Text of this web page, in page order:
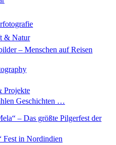
& Natur
– Menschen auf Reisen
Projekte
Geschichten …
– Das größte Pilgerfest der
Fest in Nordindien